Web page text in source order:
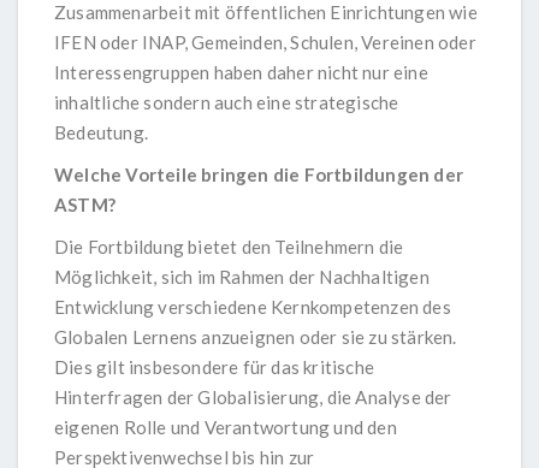
Zusammenarbeit mit öffentlichen Einrichtungen wie
IFEN oder INAP, Gemeinden, Schulen, Vereinen oder
Interessengruppen haben daher nicht nur eine
inhaltliche sondern auch eine strategische
Bedeutung.
Welche Vorteile bringen die Fortbildungen der
ASTM?
Die Fortbildung bietet den Teilnehmern die
Möglichkeit, sich im Rahmen der Nachhaltigen
Entwicklung verschiedene Kernkompetenzen des
Globalen Lernens anzueignen oder sie zu stärken.
Dies gilt insbesondere für das kritische
Hinterfragen der Globalisierung, die Analyse der
eigenen Rolle und Verantwortung und den
Perspektivenwechsel bis hin zur